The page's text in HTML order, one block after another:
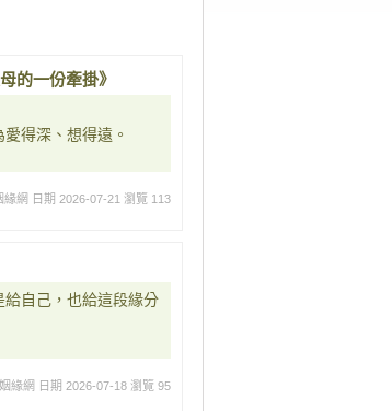
的一份牽掛》
得深、想得遠。
緣網 日期 2026-07-21 瀏覽 113
自己，也給這段緣分
緣網 日期 2026-07-18 瀏覽 95